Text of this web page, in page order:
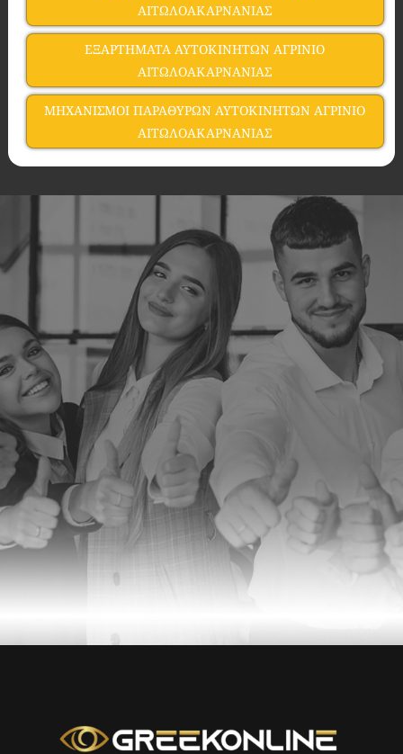
ΑΙΤΩΛΟΑΚΑΡΝΑΝΙΑΣ
ΕΞΑΡΤΗΜΑΤΑ ΑΥΤΟΚΙΝΗΤΩΝ ΑΓΡΙΝΙΟ
ΑΙΤΩΛΟΑΚΑΡΝΑΝΙΑΣ
ΜΗΧΑΝΙΣΜΟΙ ΠΑΡΑΘΥΡΩΝ ΑΥΤΟΚΙΝΗΤΩΝ ΑΓΡΙΝΙΟ
ΑΙΤΩΛΟΑΚΑΡΝΑΝΙΑΣ